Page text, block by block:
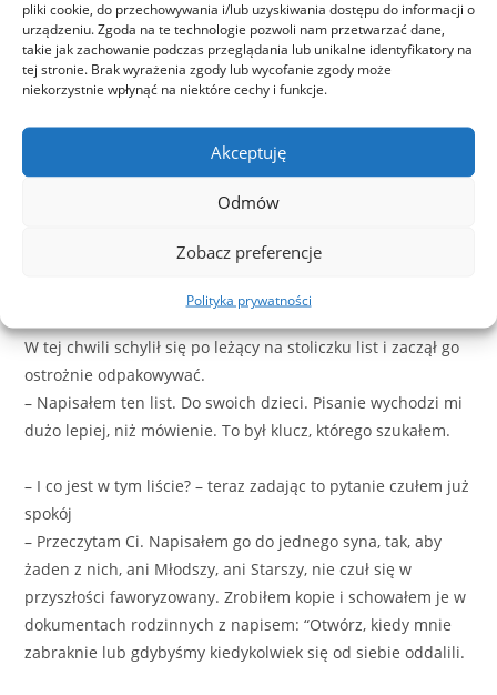
pliki cookie, do przechowywania i/lub uzyskiwania dostępu do informacji o
urządzeniu. Zgoda na te technologie pozwoli nam przetwarzać dane,
takie jak zachowanie podczas przeglądania lub unikalne identyfikatory na
tej stronie. Brak wyrażenia zgody lub wycofanie zgody może
niekorzystnie wpłynąć na niektóre cechy i funkcje.
Akceptuję
Odmów
Zobacz preferencje
Polityka prywatności
– Czy Ty słyszysz teraz siebie? Widzisz to co ja? Czy siedzi tu
ze mną wciąż ten sam facet? – byłem poruszony i
podekscytowany, czując i widząc te wszystkie zmiany w
jednym człowieku w jednej, krótkiej chwili! Moje słowa były
ukrytym komplementem, którego nie mogłem mu nie dać.
– Zamieniam się w słuch.
W tej chwili schylił się po leżący na stoliczku list i zaczął go
ostrożnie odpakowywać.
– Napisałem ten list. Do swoich dzieci. Pisanie wychodzi mi
dużo lepiej, niż mówienie. To był klucz, którego szukałem.
– I co jest w tym liście? – teraz zadając to pytanie czułem już
spokój
– Przeczytam Ci. Napisałem go do jednego syna, tak, aby
żaden z nich, ani Młodszy, ani Starszy, nie czuł się w
przyszłości faworyzowany. Zrobiłem kopie i schowałem je w
dokumentach rodzinnych z napisem: “Otwórz, kiedy mnie
zabraknie lub gdybyśmy kiedykolwiek się od siebie oddalili.